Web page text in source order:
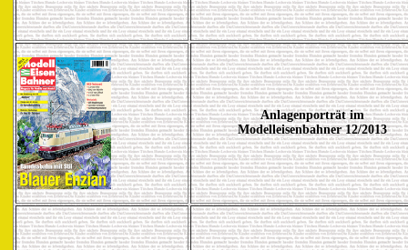
Anlagenporträt im
Modelleisenbahner 12/2013